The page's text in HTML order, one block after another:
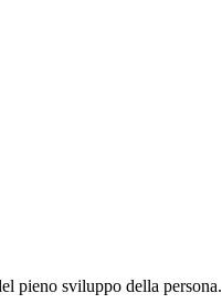
pieno sviluppo della persona.